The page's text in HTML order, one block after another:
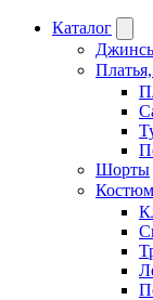
Каталог
Шорты